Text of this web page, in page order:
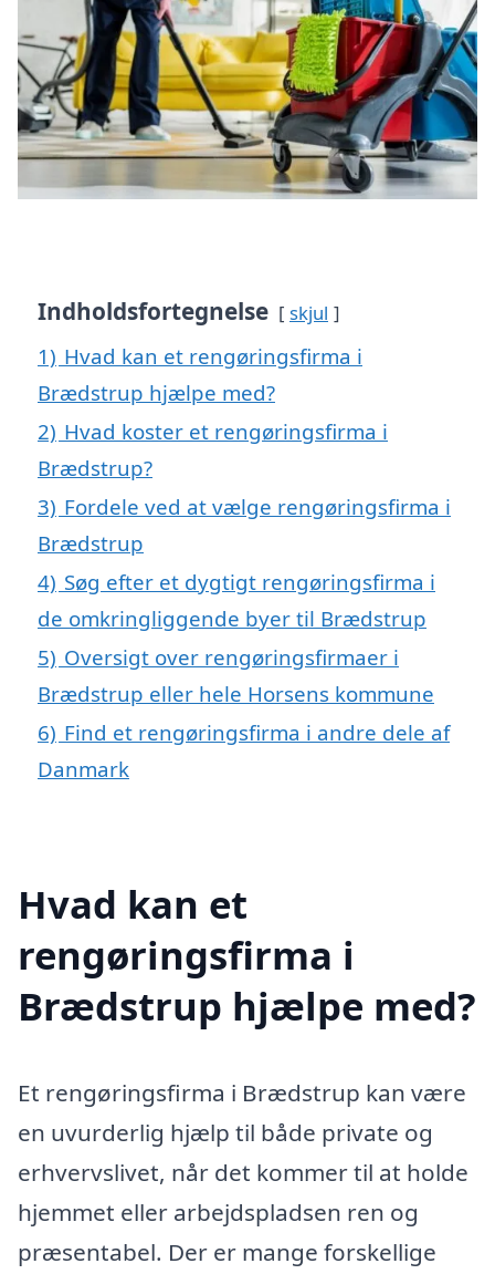
Indholdsfortegnelse skjul
1) Hvad kan et rengøringsfirma i
Brædstrup hjælpe med?
2) Hvad koster et rengøringsfirma i
Brædstrup?
3) Fordele ved at vælge rengøringsfirma i
Brædstrup
4) Søg efter et dygtigt rengøringsfirma i
de omkringliggende byer til Brædstrup
5) Oversigt over rengøringsfirmaer i
Brædstrup eller hele Horsens kommune
6) Find et rengøringsfirma i andre dele af
Danmark
Hvad kan et
rengøringsfirma i
Brædstrup hjælpe med?
Et rengøringsfirma i Brædstrup kan være
en uvurderlig hjælp til både private og
erhvervslivet, når det kommer til at holde
hjemmet eller arbejdspladsen ren og
præsentabel. Der er mange forskellige